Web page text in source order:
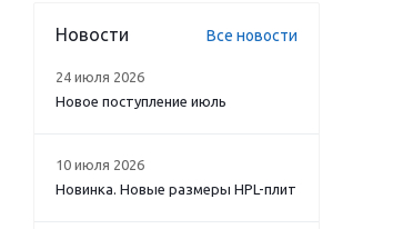
Новости Все новости
24 июля 2026
Новое поступление июль
10 июля 2026
Новинка. Новые размеры HPL-плит